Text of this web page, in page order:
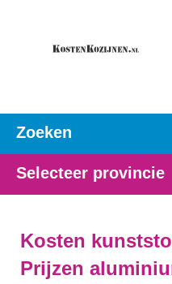
Zoeken
Selecteer provincie
Kosten
Prijzen